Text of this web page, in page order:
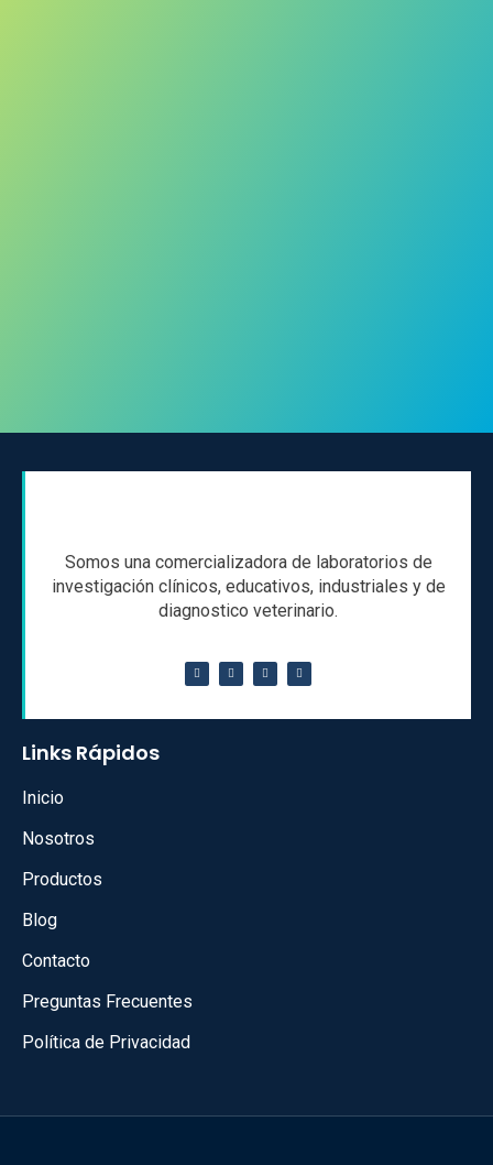
Somos una comercializadora de laboratorios de
investigación clínicos, educativos, industriales y de
diagnostico veterinario.
Links Rápidos
Inicio
Nosotros
Productos
Blog
Contacto
Preguntas Frecuentes
Política de Privacidad